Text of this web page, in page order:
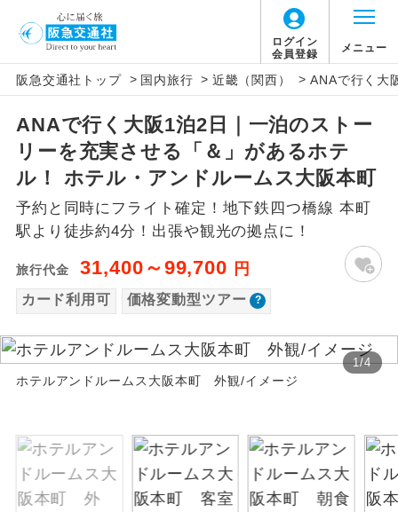
ログイン
会員登録
メニュー
阪急交通社トップ > 国内旅行 > 近畿（関西） > ANAで行く大
ANAで行く大阪1泊2日｜一泊のストー
リーを充実させる「＆」があるホテ
ル！ ホテル・アンドルームス大阪本町
予約と同時にフライト確定！地下鉄四つ橋線 本町
駅より徒歩約4分！出張や観光の拠点に！
旅行代金 31,400～99,700 円
カード利用可 価格変動型ツアー
1/4
ホテルアンドルームス大阪本町 外観/イメージ
アイコン 説明
添乗員同行
往路出発空港（駅）から復路到着空港
（駅）まで同行します。
現地添乗員同
行
現地到着空港（駅）から最終日出発空港
（駅）まで添乗員が同行します。
バスガイド乗
務
バスガイドが乗務し、車内での観光案内
があります。
世界遺産
ユネスコに登録されている文化遺産や自
然遺産を訪ねるコースです。
絶景スポットに立ち寄るコースです。
温泉 温泉地にも宿泊するコースです。
「価格変動型ツアー」に関するご案内
価格変動型ツアーとは
航空会社が設定する「個人包括旅行運
賃」を利用したツアーです。
お申し込み時期・ご利用便の空席状況に
以下の注意事項をあらかじめご了承いただき
ますようお願いいたします。
お支払いについて
ります。
お申し込みの最後にクレジットカード決済を
していただき、決済手続き完了をもちまし